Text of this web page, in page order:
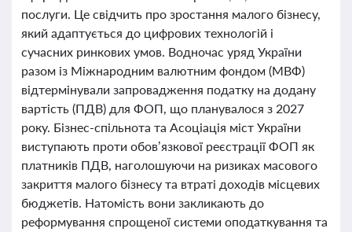
послуги. Це свідчить про зростання малого бізнесу,
який адаптується до цифрових технологій і
сучасних ринкових умов. Водночас уряд України
разом із Міжнародним валютним фондом (МВФ)
відтермінували запровадження податку на додану
вартість (ПДВ) для ФОП, що планувалося з 2027
року. Бізнес-спільнота та Асоціація міст України
виступають проти обов’язкової реєстрації ФОП як
платників ПДВ, наголошуючи на ризиках масового
закриття малого бізнесу та втраті доходів місцевих
бюджетів. Натомість вони закликають до
реформування спрощеної системи оподаткування та